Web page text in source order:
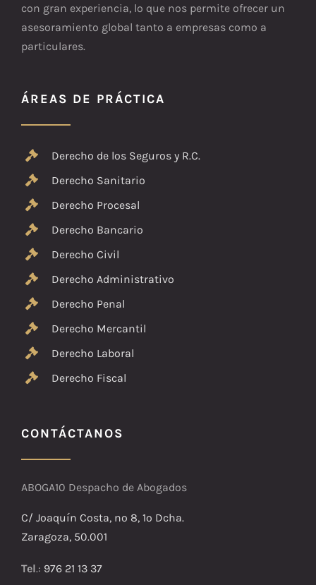
con gran experiencia, lo que nos permite ofrecer un
asesoramiento global tanto a empresas como a
particulares.
ÁREAS DE PRÁCTICA
Derecho de los Seguros y R.C.
Derecho Sanitario
Derecho Procesal
Derecho Bancario
Derecho Civil
Derecho Administrativo
Derecho Penal
Derecho Mercantil
Derecho Laboral
Derecho Fiscal
CONTÁCTANOS
ABOGA10 Despacho de Abogados
C/ Joaquín Costa, nº 8, 1º Dcha.
Zaragoza, 50.001
Tel.: 976 21 13 37